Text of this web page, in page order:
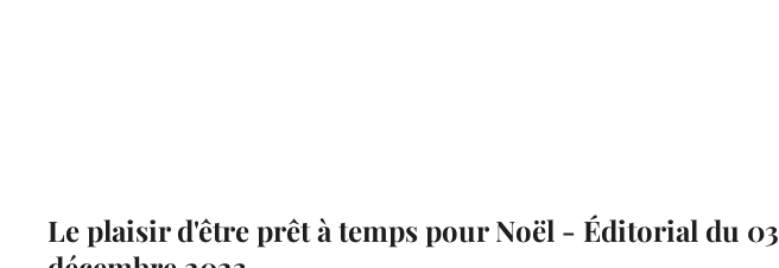
Le plaisir d'être prêt à temps pour Noël - Éditorial du 03